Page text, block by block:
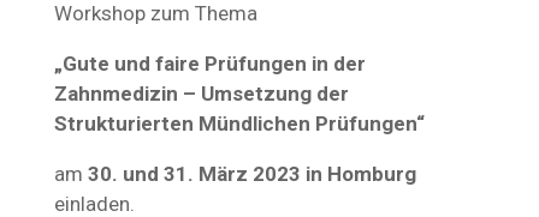
Workshop zum Thema
„Gute und faire Prüfungen in der
Zahnmedizin – Umsetzung der
Strukturierten Mündlichen Prüfungen“
am 30. und 31. März 2023 in Homburg
einladen.